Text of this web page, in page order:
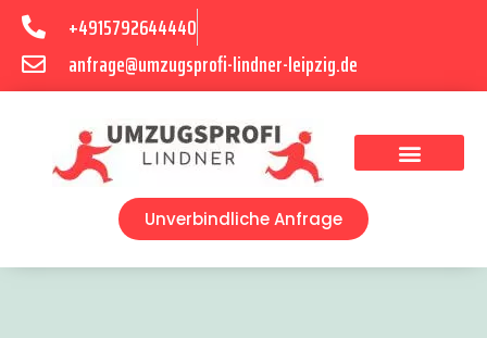
+4915792644440
anfrage@umzugsprofi-lindner-leipzig.de
Unverbindliche Anfrage